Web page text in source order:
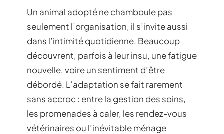
Un animal adopté ne chamboule pas
seulement l’organisation, il s’invite aussi
dans l’intimité quotidienne. Beaucoup
découvrent, parfois à leur insu, une fatigue
nouvelle, voire un sentiment d’être
débordé. L’adaptation se fait rarement
sans accroc : entre la gestion des soins,
les promenades à caler, les rendez-vous
vétérinaires ou l’inévitable ménage